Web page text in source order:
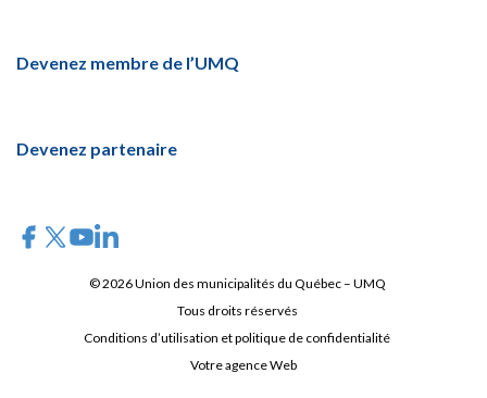
Devenez membre de l’UMQ
Devenez partenaire
© 2026 Union des municipalités du Québec – UMQ
Tous droits réservés
Conditions d’utilisation et politique de confidentialité
Votre agence Web